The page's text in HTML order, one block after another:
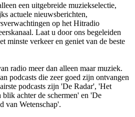
een uitgebreide muziekselectie,
actuele nieuwsberichten,
op het Hitradio
Laat u door ons begeleiden
minste verkeer en geniet van de beste
radio meer dan alleen maar muziek.
podcasts die zeer goed zijn ontvangen
podcasts zijn 'De Radar', 'Het
achter de schermen' en 'De
van Wetenschap'.